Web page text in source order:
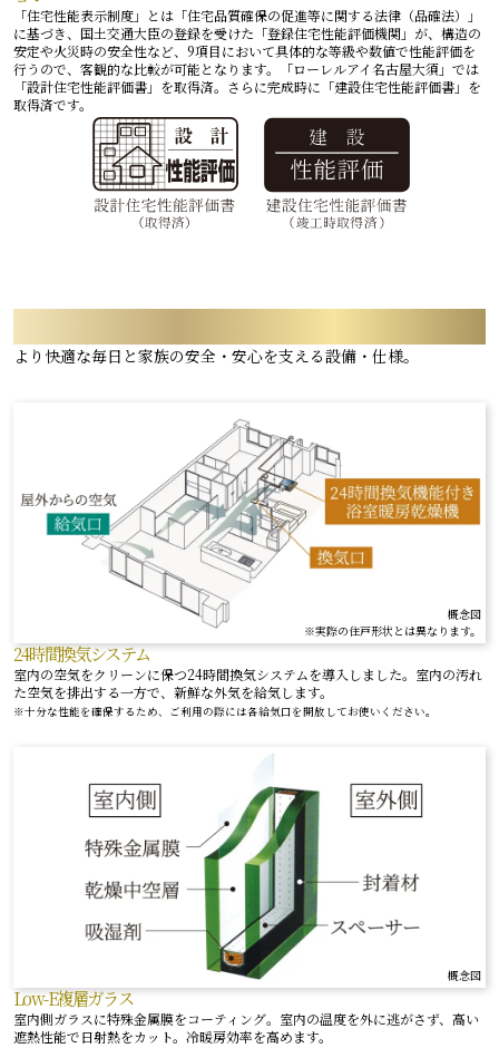
「住宅性能表示制度」とは「住宅品質確保の促進等に関する法律（品確法）」
に基づき、国土交通大臣の登録を受けた「登録住宅性能評価機関」が、構造の
安定や火災時の安全性など、9項目において具体的な等級や数値で性能評価を
行うので、客観的な比較が可能となります。「ローレルアイ名古屋大須」では
「設計住宅性能評価書」を取得済。さらに完成時に「建設住宅性能評価書」を
取得済です。
より快適な毎日と家族の安全・安心を支える設備・仕様。
概念図
※実際の住戸形状とは異なります。
24時間換気システム
室内の空気をクリーンに保つ24時間換気システムを導入しました。室内の汚れ
た空気を排出する一方で、新鮮な外気を給気します。
※十分な性能を確保するため、ご利用の際には各給気口を開放してお使いください。
概念図
Low-E複層ガラス
室内側ガラスに特殊金属膜をコーティング。室内の温度を外に逃がさず、高い
遮熱性能で日射熱をカット。冷暖房効率を高めます。